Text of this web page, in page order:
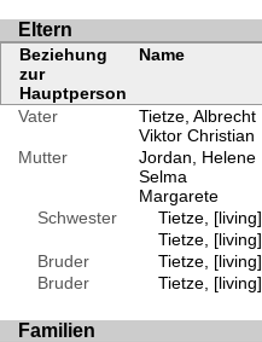
Eltern
Beziehung
zur
Hauptperson
Name
Vater
Tietze, Albrecht
Viktor Christian
Mutter
Jordan, Helene
Selma
Margarete
Schwester
Tietze, [living]
Tietze, [living]
Bruder
Tietze, [living]
Bruder
Tietze, [living]
Familien